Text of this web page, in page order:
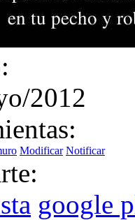
2012
Modificar Notificar
google